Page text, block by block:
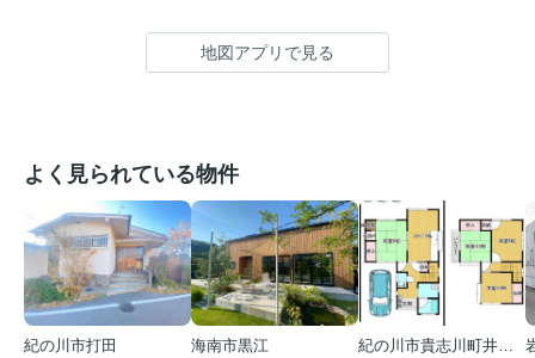
地図アプリで見る
よく見られている物件
紀の川市打田
海南市黒江
紀の川市貴志川町井ノ口